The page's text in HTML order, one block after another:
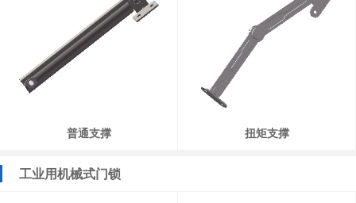
普通支撑 扭矩支撑
工业用机械式门锁